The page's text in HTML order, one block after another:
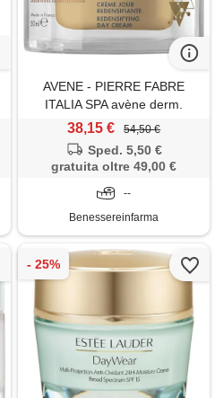
AVENE - PIERRE FABRE
ITALIA SPA avène derm.
Absolu - crema giorno
ridensificante e antietà per il
viso, 50 ml
38,15 € 54,50 €
Sped. 5,50 €
gratuita oltre 49,00 €
--
Benessereinfarma